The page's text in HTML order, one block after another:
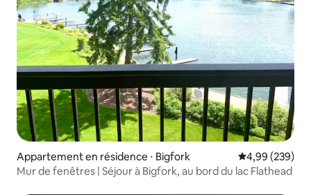
Appartement en résidence ⋅ Bigfork Évaluation
4,99 (239)
Mur de fenêtres | Séjour à Bigfork, au bord du lac Flathead